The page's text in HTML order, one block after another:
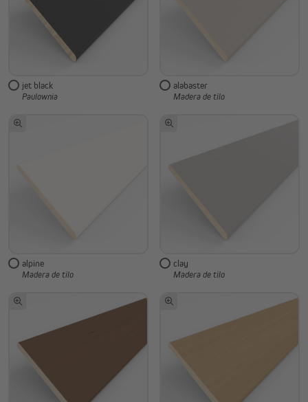
jet black
Paulownia
alabaster
Madera de tilo
alpine
Madera de tilo
clay
Madera de tilo